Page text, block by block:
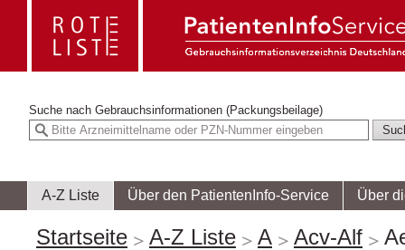
Suche nach Gebrauchsinformationen (Packungsbeilage)
A-Z Liste Über den PatientenInfo-Service Über
Startseite A-Z Liste A Acv-Alf